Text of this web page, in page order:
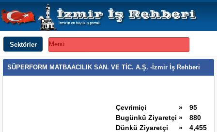
Sektörler Menü
SÜPERFORM MATBAACILIK SAN. VE TİC. A.Ş. -İzmir İş Rehberi
Çevrimiçi »
95
Bugünkü Ziyaretçi »
880
Dünkü Ziyaretçi
»
4,455